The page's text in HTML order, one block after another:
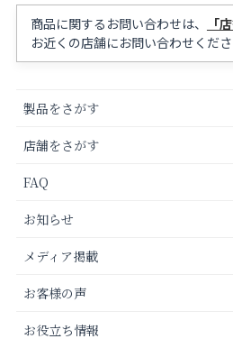
商品に関するお問い合わせは、 「
お近くの店舗にお問い合わせくださ
製品をさがす
店舗をさがす
FAQ
お知らせ
メディア掲載
お客様の声
お役立ち情報